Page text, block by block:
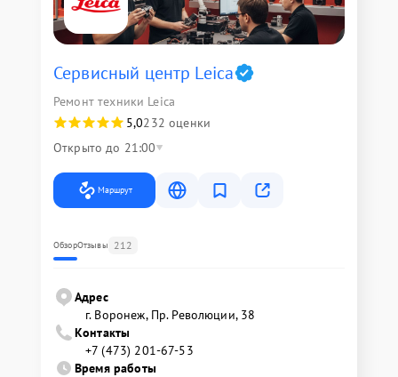
Сервисный центр Leica
Ремонт техники Leica
5,0232 оценки
Открыто до 21:00
Маршрут
ОбзорОтзывы 212
Адрес
г. Воронеж, Пр. Революции, 38
Контакты
+7 (473) 201-67-53
Время работы